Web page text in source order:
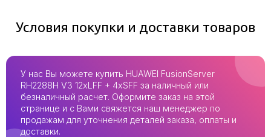
Условия покупки и доставки товаров
У нас Вы можете купить HUAWEI FusionServer
RH2288H V3 12xLFF + 4xSFF за наличный или
безналичный расчет. Оформите заказ на этой
странице и с Вами свяжется наш менеджер по
продажам для уточнения деталей заказа, оплаты и
доставки.